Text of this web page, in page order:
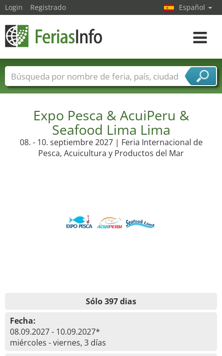
Expo Pesca & AcuiPeru &
Seafood Lima Lima
08. - 10. septiembre 2027 | Feria Internacional de
Pesca, Acuicultura y Productos del Mar
Sólo 397 dias
Fecha:
08.09.2027 - 10.09.2027*
miércoles - viernes, 3 días
Login Registrado Español
toggle
Nombres de ferias Países
Ciudades
Sectores de proveedor de servicios